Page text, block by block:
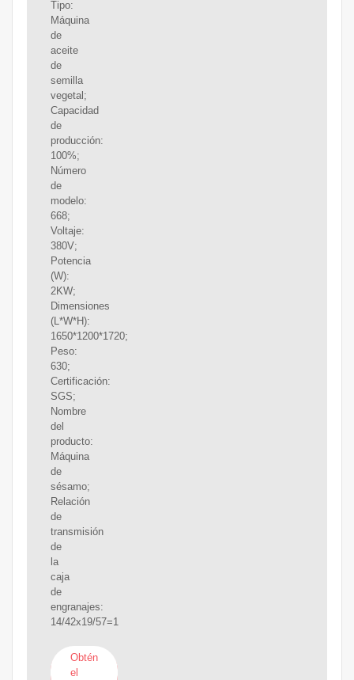
Tipo:
Máquina
de
aceite
de
semilla
vegetal;
Capacidad
de
producción:
100%;
Número
de
modelo:
668;
Voltaje:
380V;
Potencia
(W):
2KW;
Dimensiones
(L*W*H):
1650*1200*1720;
Peso:
630;
Certificación:
SGS;
Nombre
del
producto:
Máquina
de
sésamo;
Relación
de
transmisión
de
la
caja
de
engranajes:
14/42x19/57=1
Obtén
el